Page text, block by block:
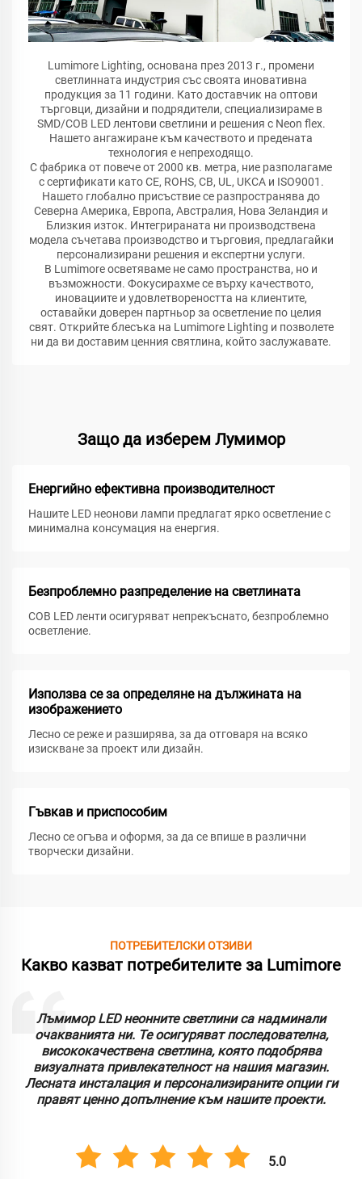
Lumimore Lighting, основана през 2013 г., промени
светлинната индустрия със своята иновативна
продукция за 11 години. Като доставчик на оптови
търговци, дизайни и подрядители, специализираме в
SMD/COB LED лентови светлини и решения с Neon flex.
Нашето ангажиране към качеството и предената
технология е непреходящо.
С фабрика от повече от 2000 кв. метра, ние разполагаме
с сертификати като CE, ROHS, CB, UL, UKCA и ISO9001.
Нашето глобално присъствие се разпространява до
Северна Америка, Европа, Австралия, Нова Зеландия и
Близкия изток. Интегрираната ни производствена
модела съчетава производство и търговия, предлагайки
персонализирани решения и експертни услуги.
В Lumimore осветяваме не само пространства, но и
възможности. Фокусирахме се върху качеството,
иновациите и удовлетвореността на клиентите,
оставайки доверен партньор за осветление по целия
свят. Открийте блесъка на Lumimore Lighting и позволете
ни да ви доставим ценния святлина, който заслужавате.
Защо да изберем Лумимор
Енергийно ефективна производителност
Нашите LED неонови лампи предлагат ярко осветление с
минимална консумация на енергия.
Безпроблемно разпределение на светлината
COB LED ленти осигуряват непрекъснато, безпроблемно
осветление.
Използва се за определяне на дължината на
изображението
Лесно се реже и разширява, за да отговаря на всяко
изискване за проект или дизайн.
Гъвкав и приспособим
Лесно се огъва и оформя, за да се впише в различни
творчески дизайни.
ПОТРЕБИТЕЛСКИ ОТЗИВИ
Какво казват потребителите за Lumimore
Лъмимор LED неонните светлини са надминали
очакванията ни. Те осигуряват последователна,
висококачествена светлина, която подобрява
визуалната привлекателност на нашия магазин.
Лесната инсталация и персонализираните опции ги
правят ценно допълнение към нашите проекти.
5.0